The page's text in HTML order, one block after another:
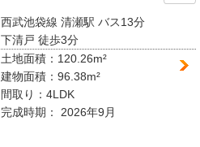
西武池袋線 清瀬駅バス13分
下清戸 徒歩3分
土地面積：120.26m²
建物面積：96.38m²
間取り：4LDK
完成時期： 2026年9月